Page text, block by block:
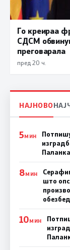
Го креираа
СДСМ
преговарала
пред 20 ч.
НАЈНОВО
5МИН
8МИН
што
10МИН